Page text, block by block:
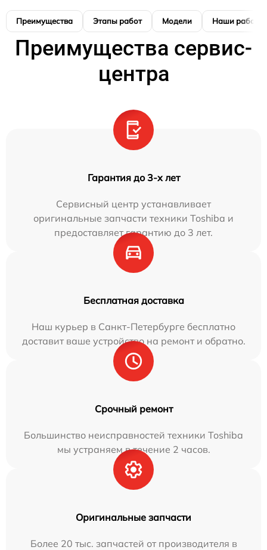
Преимущества Этапы работ Модели Наши работы
Преимущества сервис-
центра
Гарантия до 3-х лет
Сервисный центр устанавливает
оригинальные запчасти техники Toshiba и
предоставляет гарантию до 3 лет.
Бесплатная доставка
Наш курьер в Санкт-Петербурге бесплатно
доставит ваше устройство на ремонт и обратно.
Срочный ремонт
Большинство неисправностей техники Toshiba
мы устраняем в течение 2 часов.
Оригинальные запчасти
Более 20 тыс. запчастей от производителя в